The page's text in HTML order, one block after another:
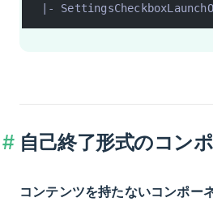
|-
自己終了形式のコン
コンテンツを持たないコンポー